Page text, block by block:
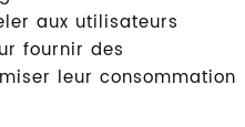
aux utilisateurs
fournir des
leur consommation